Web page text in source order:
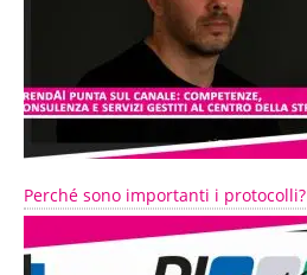
Perché sono importanti i protocolli?